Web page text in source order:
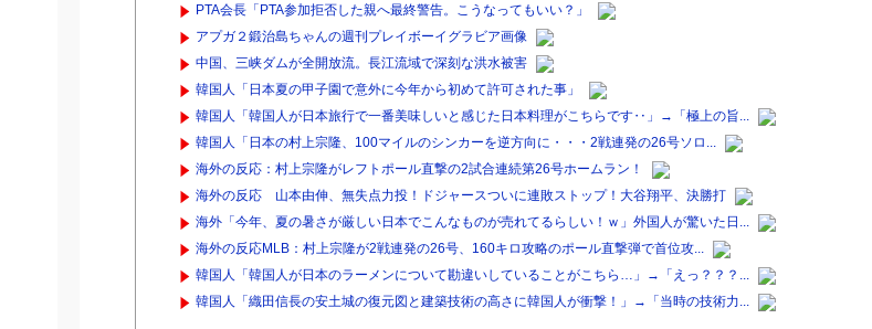
PTA会長「PTA参加拒否した親へ最終警告。こうなってもいい？」
アプガ２鍛治島ちゃんの週刊プレイボーイグラビア画像
中国、三峡ダムが全開放流。長江流域で深刻な洪水被害
韓国人「日本夏の甲子園で意外に今年から初めて許可された事」
韓国人「韓国人が日本旅行で一番美味しいと感じた日本料理がこちらです‥」→「極上の旨...
韓国人「日本の村上宗隆、100マイルのシンカーを逆方向に・・・2戦連発の26号ソロ...
海外の反応：村上宗隆がレフトポール直撃の2試合連続第26号ホームラン！
海外の反応 山本由伸、無失点力投！ドジャースついに連敗ストップ！大谷翔平、決勝打
海外「今年、夏の暑さが厳しい日本でこんなものが売れてるらしい！ｗ」外国人が驚いた日...
海外の反応MLB：村上宗隆が2戦連発の26号、160キロ攻略のポール直撃弾で首位攻...
韓国人「韓国人が日本のラーメンについて勘違いしていることがこちら…」→「えっ？？？...
韓国人「織田信長の安土城の復元図と建築技術の高さに韓国人が衝撃！」→「当時の技術力...